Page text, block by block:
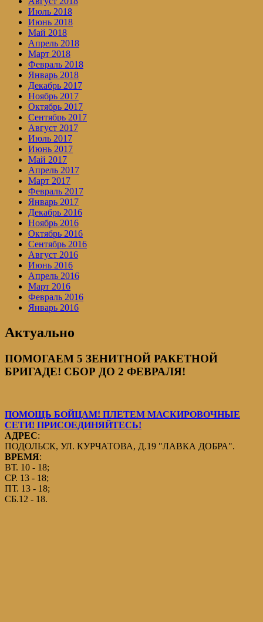
Июль 2018
Июнь 2018
Май 2018
Апрель 2018
Март 2018
Февраль 2018
Январь 2018
Декабрь 2017
Ноябрь 2017
Октябрь 2017
Сентябрь 2017
Август 2017
Июль 2017
Июнь 2017
Май 2017
Апрель 2017
Март 2017
Февраль 2017
Январь 2017
Декабрь 2016
Ноябрь 2016
Октябрь 2016
Сентябрь 2016
Август 2016
Июнь 2016
Апрель 2016
Март 2016
Февраль 2016
Январь 2016
Актуально
ПОМОГАЕМ 5 ЗЕНИТНОЙ РАКЕТНОЙ
БРИГАДЕ! СБОР ДО 2 ФЕВРАЛЯ!
ПОМОЩЬ БОЙЦАМ! ПЛЕТЕМ МАСКИРОВОЧНЫЕ
СЕТИ! ПРИСОЕДИНЯЙТЕСЬ!
АДРЕС:
ПОДОЛЬСК, УЛ. КУРЧАТОВА, Д.19 "ЛАВКА ДОБРА".
ВРЕМЯ:
ВТ. 10 - 18;
СР. 13 - 18;
ПТ. 13 - 18;
СБ.12 - 18.